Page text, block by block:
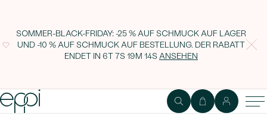
SOMMER-BLACK-FRIDAY: -25 % AUF SCHMUCK AUF LAGER
UND -10 % AUF SCHMUCK AUF BESTELLUNG. DER RABATT
ENDET IN 6T 7S 19M 14SANSEHEN